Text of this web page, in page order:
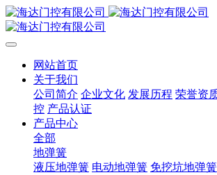
网站首页
关于我们
公司简介 企业文化 发展历程 荣誉资
控 产品认证
产品中心
全部
地弹簧
液压地弹簧 电动地弹簧 免挖坑地弹簧